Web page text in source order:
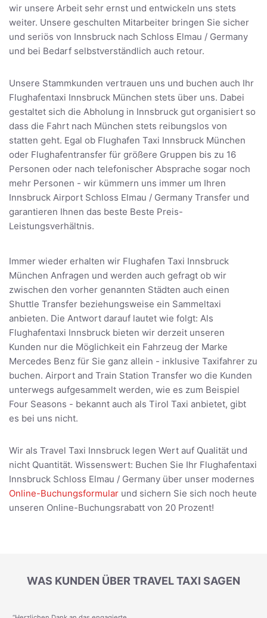
wir unsere Arbeit sehr ernst und entwickeln uns stets
weiter. Unsere geschulten Mitarbeiter bringen Sie sicher
und seriös von Innsbruck nach Schloss Elmau / Germany
und bei Bedarf selbstverständlich auch retour.
Unsere Stammkunden vertrauen uns und buchen auch Ihr
Flughafentaxi Innsbruck München stets über uns. Dabei
gestaltet sich die Abholung in Innsbruck gut organisiert so
dass die Fahrt nach München stets reibungslos von
statten geht. Egal ob Flughafen Taxi Innsbruck München
oder Flughafentransfer für größere Gruppen bis zu 16
Personen oder nach telefonischer Absprache sogar noch
mehr Personen - wir kümmern uns immer um Ihren
Innsbruck Airport Schloss Elmau / Germany Transfer und
garantieren Ihnen das beste Beste Preis-
Leistungsverhältnis.
Immer wieder erhalten wir Flughafen Taxi Innsbruck
München Anfragen und werden auch gefragt ob wir
zwischen den vorher genannten Städten auch einen
Shuttle Transfer beziehungsweise ein Sammeltaxi
anbieten. Die Antwort darauf lautet wie folgt: Als
Flughafentaxi Innsbruck bieten wir derzeit unseren
Kunden nur die Möglichkeit ein Fahrzeug der Marke
Mercedes Benz für Sie ganz allein - inklusive Taxifahrer zu
buchen. Airport and Train Station Transfer wo die Kunden
unterwegs aufgesammelt werden, wie es zum Beispiel
Four Seasons - bekannt auch als Tirol Taxi anbietet, gibt
es bei uns nicht.
Wir als Travel Taxi Innsbruck legen Wert auf Qualität und
nicht Quantität. Wissenswert: Buchen Sie Ihr Flughafentaxi
Innsbruck Schloss Elmau / Germany über unser modernes
Online-Buchungsformular und sichern Sie sich noch heute
unseren Online-Buchungsrabatt von 20 Prozent!
WAS KUNDEN ÜBER TRAVEL TAXI SAGEN